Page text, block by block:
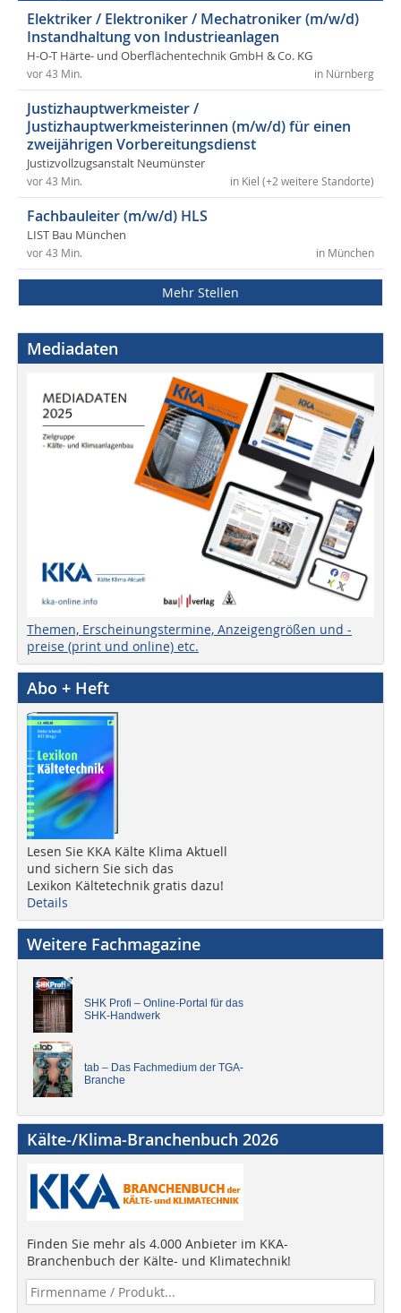
Elektriker / Elektroniker / Mechatroniker (m/w/d)
Instandhaltung von Industrieanlagen
H-O-T Härte- und Oberflächentechnik GmbH & Co. KG
in Nürnberg
vor 43 Min.
Justizhauptwerkmeister /
Justizhauptwerkmeisterinnen (m/w/d) für einen
zweijährigen Vorbereitungsdienst
Justizvollzugsanstalt Neumünster
in Kiel (+2 weitere Standorte)
vor 43 Min.
Fachbauleiter (m/w/d) HLS
LIST Bau München
in München
vor 43 Min.
Mehr Stellen
Mediadaten
Themen, Erscheinungstermine, Anzeigengrößen und -
preise (print und online) etc.
Abo + Heft
Lesen Sie KKA Kälte Klima Aktuell
und sichern Sie sich das
Lexikon Kältetechnik gratis dazu!
Details
Weitere Fachmagazine
SHK Profi – Online-Portal für das
SHK-Handwerk
tab – Das Fachmedium der TGA-
Branche
Kälte-/Klima-Branchenbuch 2026
Finden Sie mehr als 4.000 Anbieter im KKA-
Branchenbuch der Kälte- und Klimatechnik!